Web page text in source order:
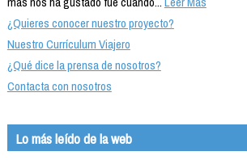
¿Quieres conocer nuestro proyecto?
Nuestro Currículum Viajero
¿Qué dice la prensa de nosotros?
Contacta con nosotros
Lo más leído de la web